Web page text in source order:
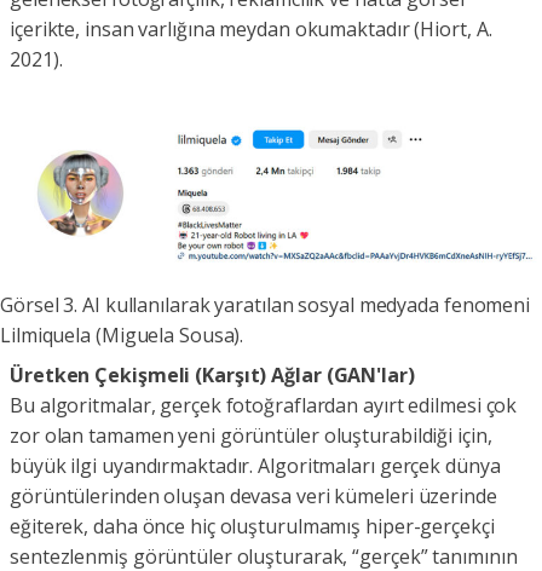
içerikte, insan varlığına meydan okumaktadır (Hiort, A.
2021).
Görsel 3. AI kullanılarak yaratılan sosyal medyada fenomeni
Lilmiquela (Miguela Sousa).
Üretken Çekişmeli (Karşıt) Ağlar (GAN'lar)
Bu algoritmalar, gerçek fotoğraflardan ayırt edilmesi çok
zor olan tamamen yeni görüntüler oluşturabildiği için,
büyük ilgi uyandırmaktadır. Algoritmaları gerçek dünya
görüntülerinden oluşan devasa veri kümeleri üzerinde
eğiterek, daha önce hiç oluşturulmamış hiper-gerçekçi
sentezlenmiş görüntüler oluşturarak, “gerçek” tanımının